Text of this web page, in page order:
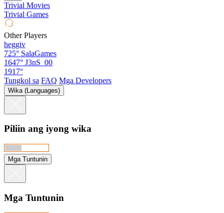
Trivial Movies
Trivial Games
Other Players
heggiv
725° SalaGames
1647° J3nS_00
1917°
Tungkol sa FAQ Mga Developers
Wika (Languages)
Piliin ang iyong wika
Mga Tuntunin
Mga Tuntunin